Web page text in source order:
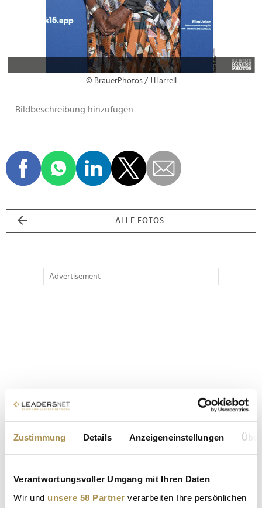
Zustimmung Details Anzeigeneinstellungen
Verantwortungsvoller Umgang mit Ihren Daten
Wir und unsere 58 Partner verarbeiten Ihre persönlichen
© BrauerPhotos / J.Harrell
ALLE FOTOS
Advertisement